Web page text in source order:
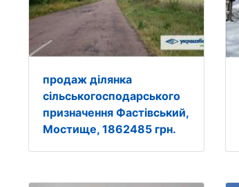
продаж ділянка
сільськогосподарського
призначення Фастівський,
Мостище, 1862485 грн.